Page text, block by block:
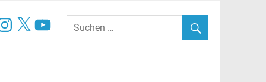
X YouTube